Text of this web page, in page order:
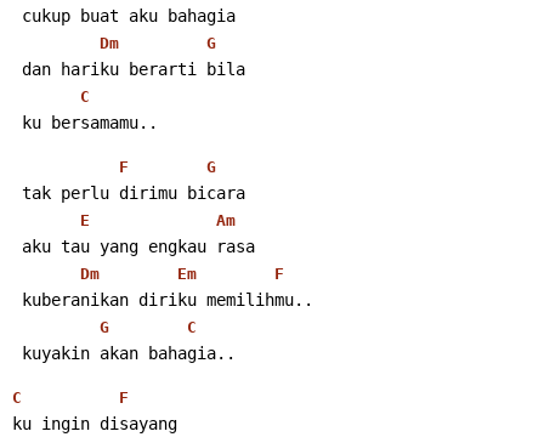
cukup buat aku bahagia
Dm G
dan hariku berarti bila
C
ku bersamamu..
F G
tak perlu dirimu bicara
E Am
aku tau yang engkau rasa
Dm Em F
kuberanikan diriku memilihmu..
G C
kuyakin akan bahagia..
C F
ku ingin disayang